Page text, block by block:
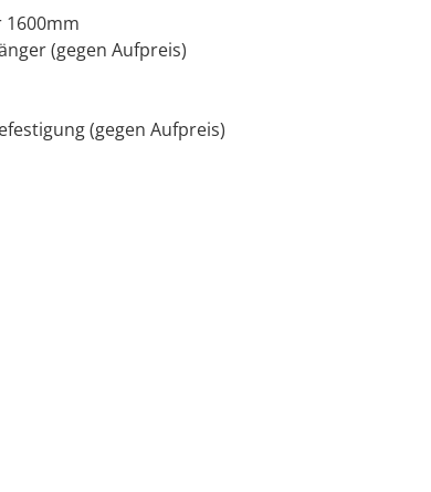
1600mm
(gegen Aufpreis)
(gegen Aufpreis)